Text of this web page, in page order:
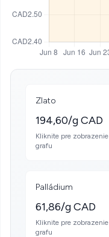
Zlato
194,60/g CAD
Kliknite pre zobrazenie
grafu
Palládium
61,86/g CAD
Kliknite pre zobrazenie
grafu